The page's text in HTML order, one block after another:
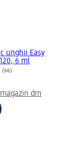
unghii Easy
6 ml
(66)
dm